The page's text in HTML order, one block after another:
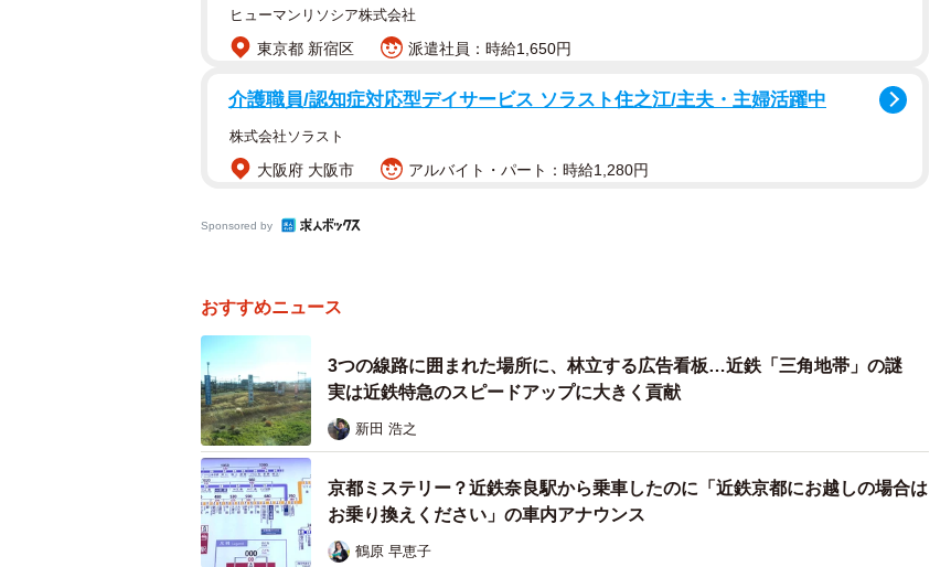
ります。
駅と四日市駅は1キロほど離れています。また、近鉄八尾駅と八尾駅も1.5キロほど離れてい
ます。ちなみに、両駅とも街の中心に近いのは近鉄側です。
で「宮津」が付く駅はありません。しかし、同じ京都府内には天橋立駅の隣駅、京都丹後鉄
JR同居組は「近鉄」を冠さないケースが多い
ヒューマンリソシア株式会社
東京都 新宿区 派遣社員：時給1,650円
介護職員/認知症対応型デイサービス ソラスト住之江/主夫・主婦活躍中
株式会社ソラスト
大阪府 大阪市 アルバイト・パート：時給1,280円
Sponsored by
おすすめニュース
3つの線路に囲まれた場所に、林立する広告看板…近鉄「三角地帯」の謎
実は近鉄特急のスピードアップに大きく貢献
新田 浩之
京都ミステリー？近鉄奈良駅から乗車したのに「近鉄京都にお越しの場合は
お乗り換えください」の車内アナウンス
鶴原 早恵子